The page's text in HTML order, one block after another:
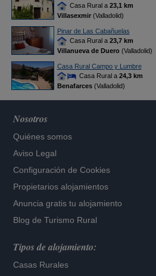
Casa Rural a 23,1 km
Villasexmir(Valladolid)
Pinar de Las Cabañuelas
Casa Rural a 23,7 km
Villanueva de Duero(Valladolid)
Casa Rural Campo y Lumbre
Casa Rural a 24,3 km
Benafarces(Valladolid)
Nosotros
Quiénes somos
Aviso Legal
Configuración de Cookies
Propietarios alojamientos
Anuncia gratis tu alojamiento
Blog de Turismo Rural
Tipos de alojamiento:
Casas Rurales